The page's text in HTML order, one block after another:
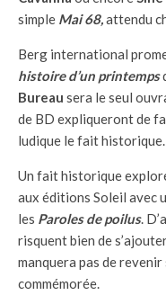
simple Mai 68,attendu
Berg international
histoire d’un printemps
Bureau sera le seul
de BD expliqueront de
ludique le fait historique.
Un fait historique
aux éditions Soleil avec
les Paroles de poilus.
risquent bien de
manquera pas de
commémorée.